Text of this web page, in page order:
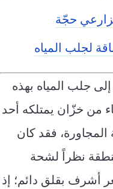
حجّة
لجلب المياه
جلب المياه بهذه
من خزّان يمتلكه أحد
فقد كان
نظراً لشحة
أشرف بقلق دائم؛ إذ